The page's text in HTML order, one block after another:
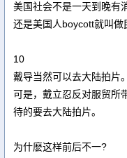
美国社会不是一天到晚有
还是美国人boycott就叫
10
戴导当然可以去大陆拍片。
可是，戴立忍反对服贸所
待的要去大陆拍片。
为什麽这样前后不一?